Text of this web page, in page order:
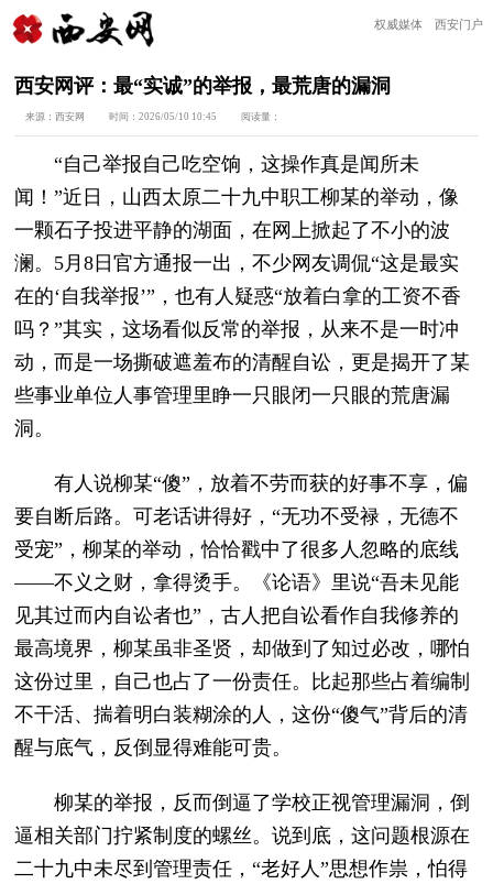
权威媒体 西安门户
西安网评：最“实诚”的举报，最荒唐的漏洞
来源：西安网 时间：2026/05/10 10:45 阅读量：
“自己举报自己吃空饷，这操作真是闻所未
闻！”近日，山西太原二十九中职工柳某的举动，像
一颗石子投进平静的湖面，在网上掀起了不小的波
澜。5月8日官方通报一出，不少网友调侃“这是最实
在的‘自我举报’”，也有人疑惑“放着白拿的工资不香
吗？”其实，这场看似反常的举报，从来不是一时冲
动，而是一场撕破遮羞布的清醒自讼，更是揭开了某
些事业单位人事管理里睁一只眼闭一只眼的荒唐漏
洞。
有人说柳某“傻”，放着不劳而获的好事不享，偏
要自断后路。可老话讲得好，“无功不受禄，无德不
受宠”，柳某的举动，恰恰戳中了很多人忽略的底线
——不义之财，拿得烫手。《论语》里说“吾未见能
见其过而内自讼者也”，古人把自讼看作自我修养的
最高境界，柳某虽非圣贤，却做到了知过必改，哪怕
这份过里，自己也占了一份责任。比起那些占着编制
不干活、揣着明白装糊涂的人，这份“傻气”背后的清
醒与底气，反倒显得难能可贵。
柳某的举报，反而倒逼了学校正视管理漏洞，倒
逼相关部门拧紧制度的螺丝。说到底，这问题根源在
二十九中未尽到管理责任，“老好人”思想作祟，怕得